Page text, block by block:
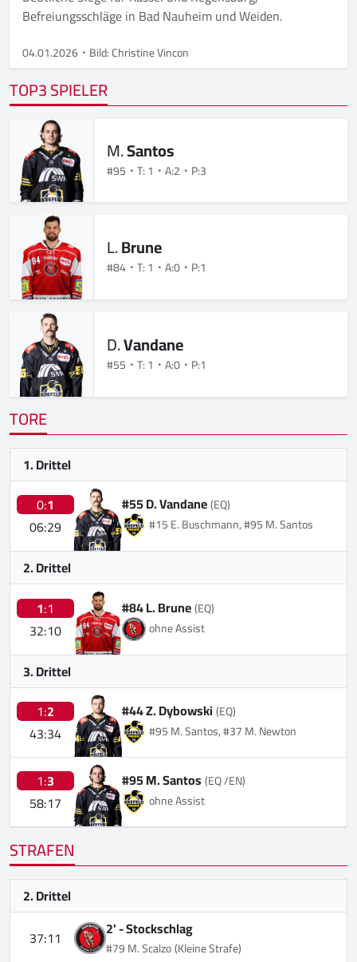
Befreiungsschläge in Bad Nauheim und Weiden.
04.01.2026 Bild: Christine Vincon
TOP3 SPIELER
M.Santos
#95 T: 1 A:2 P:3
L.Brune
#84 T: 1 A:0 P:1
D.Vandane
#55 T: 1 A:0 P:1
TORE
1. Drittel
0:1
06:29
#55 D. Vandane(EQ)
#15 E. Buschmann, #95 M. Santos
2. Drittel
1:1
32:10
#84 L. Brune(EQ)
ohne Assist
3. Drittel
1:2
43:34
#44 Z. Dybowski(EQ)
#95 M. Santos, #37 M. Newton
1:3
58:17
#95 M. Santos(EQ /EN)
ohne Assist
STRAFEN
2. Drittel
37:11
2' -Stockschlag
#79 M. Scalzo(Kleine Strafe)